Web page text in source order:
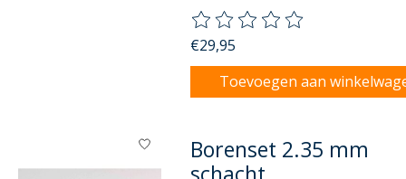
De beoordeling van dit
€29,95
Toevoegen aan
Borenset 2.35 mm